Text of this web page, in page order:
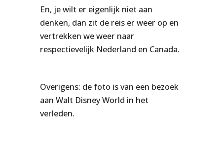
En, je wilt er eigenlijk niet aan
denken, dan zit de reis er weer op en
vertrekken we weer naar
respectievelijk Nederland en Canada.
Overigens: de foto is van een bezoek
aan Walt Disney World in het
verleden.